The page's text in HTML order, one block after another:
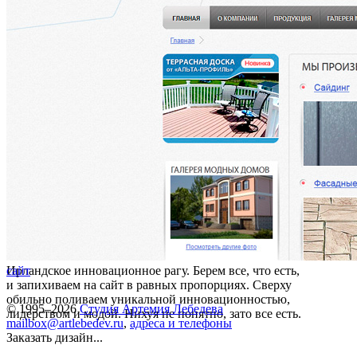
Ирландское инновационное рагу. Берем все, что есть,
и запихиваем на сайт в равных пропорциях. Сверху
обильно поливаем уникальной инновационностью,
лидерством и модой. Нихуя не понятно, зато все есть.
сайт
© 1995–2026 Студия Артемия Лебедева
mailbox@artlebedev.ru, адреса и телефоны
Заказать дизайн...